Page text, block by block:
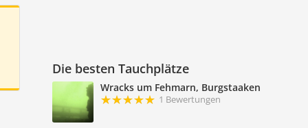
Die besten Tauchplätze
Wracks um Fehmarn, Burgstaaken
1 Bewertungen